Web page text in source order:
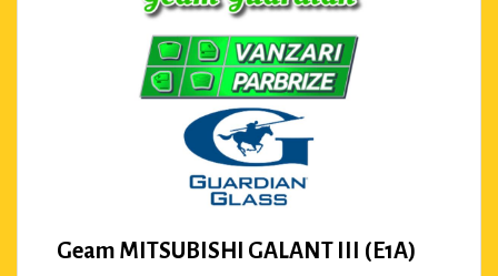
Geam MITSUBISHI GALANT III (E1A)